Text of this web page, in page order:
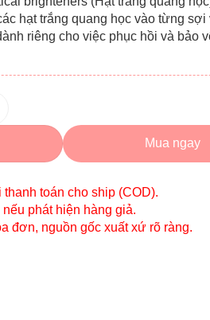
hạt trắng quang học vào từng
riêng cho việc phục hồi và bảo
Mua ngay
toán cho ship (COD).
phát hiện hàng giả.
đơn, nguồn gốc xuất xứ rõ ràng.